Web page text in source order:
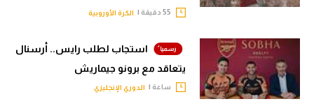
الكرة الأوروبية
استجاب لطلب رايس.. أرسنال
يتعاقد مع برونو جيماريش
ساعة | الدوري الإنجليزي